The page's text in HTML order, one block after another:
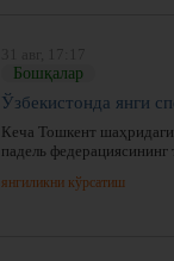
Бошқалар
Ўзбекистонда янги
Кеча Тошкент
падель
янгиликни кўрсатиш